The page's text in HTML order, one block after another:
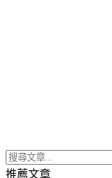
推薦文章